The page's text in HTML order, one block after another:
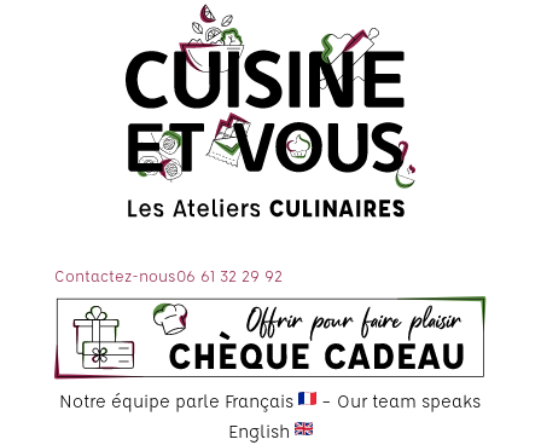
Contactez-nous06 61 32 29 92
Notre équipe parle Français
– Our team speaks
English